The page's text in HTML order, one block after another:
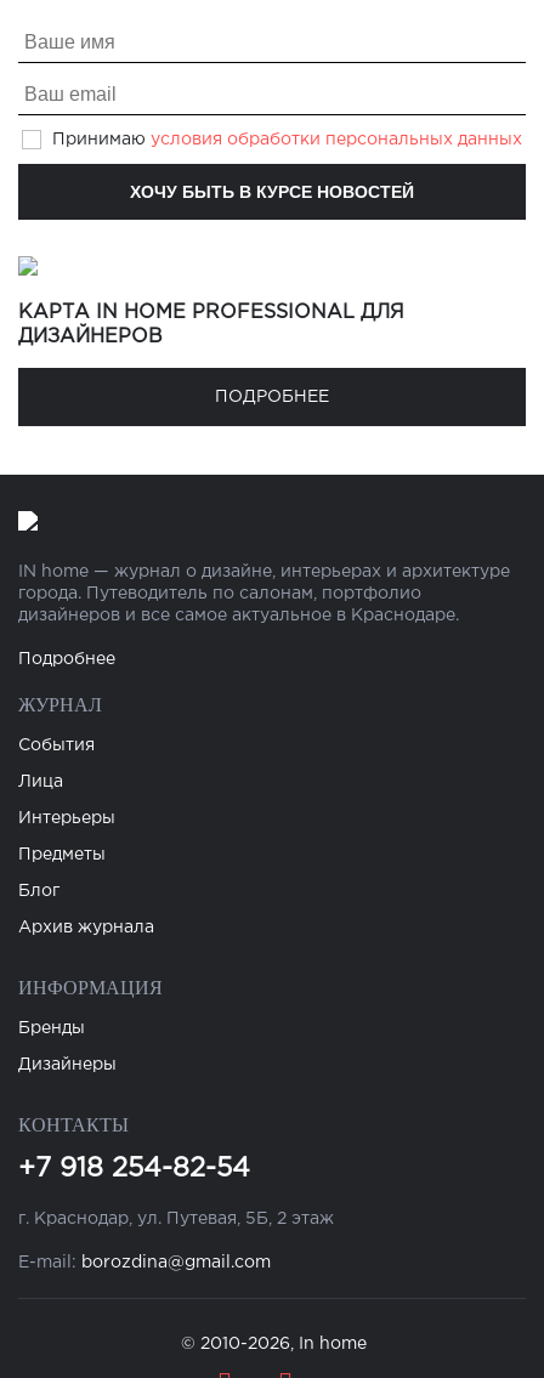
Принимаю условия обработки персональных данных
КАРТА IN HOME PROFESSIONAL ДЛЯ
ДИЗАЙНЕРОВ
ПОДРОБНЕЕ
IN home — журнал о дизайне, интерьерах и архитектуре
города. Путеводитель по салонам, портфолио
дизайнеров и все самое актуальное в Краснодаре.
Подробнее
ЖУРНАЛ
События
Лица
Интерьеры
Предметы
Блог
Архив журнала
ИНФОРМАЦИЯ
Бренды
Дизайнеры
КОНТАКТЫ
+7 918 254-82-54
г. Краснодар, ул. Путевая, 5Б, 2 этаж
E-mail: borozdina@gmail.com
© 2010-2026, In home